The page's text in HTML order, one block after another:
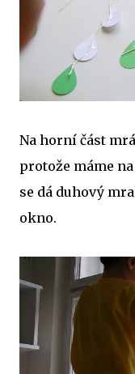
Na horní část
protože máme
se dá duhový
okno.